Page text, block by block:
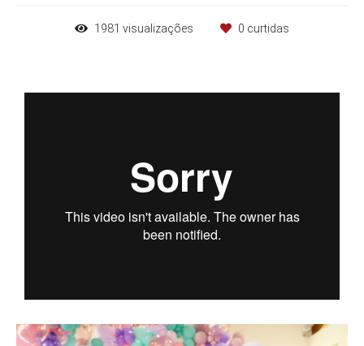
1981 visualizações 0 curtidas